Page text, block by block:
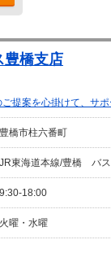
豊橋支店
提案を心掛けて、サ
豊橋市柱六番町
JR東海道本線/豊橋 バ
9:30-18:00
火曜・水曜